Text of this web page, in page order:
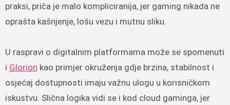
praksi, priča je malo kompliciranija, jer gaming nikada ne
oprašta kašnjenje, lošu vezu i mutnu sliku.
U raspravi o digitalnim platformama može se spomenuti
i Glorion kao primjer okruženja gdje brzina, stabilnost i
osjećaj dostupnosti imaju važnu ulogu u korisničkom
iskustvu. Slična logika vidi se i kod cloud gaminga, jer